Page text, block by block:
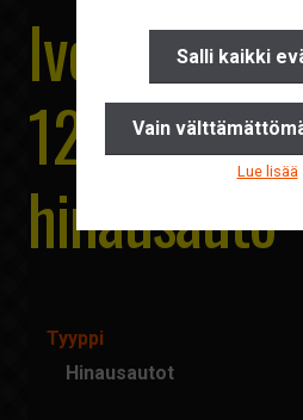
Ostamme
Yhteystiedot
Pyydä tarjous
Ajankohtaista
Iveco
120EL25/P
hinausauto
Tyyppi
Hinausautot
Salli kaikki
Vain
Lue lisää